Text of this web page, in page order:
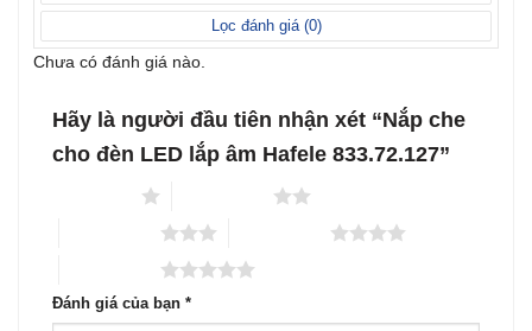
sao
Lọc đánh giá (0)
Chưa có đánh giá nào.
Hãy là người đầu tiên nhận xét “Nắp che
cho đèn LED lắp âm Hafele 833.72.127”
Đánh giá của bạn *